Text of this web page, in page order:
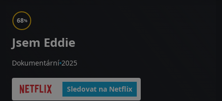
68%
Jsem Eddie
Dokumentární 2025
Sledovat na Netflix